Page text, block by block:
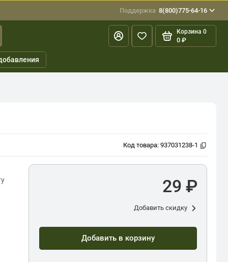
Поддержка 8(800)775-64-16
Корзина 0
0 ₽
Код товара: 937031238-1
29 ₽
Добавить скидку
Добавить в корзину